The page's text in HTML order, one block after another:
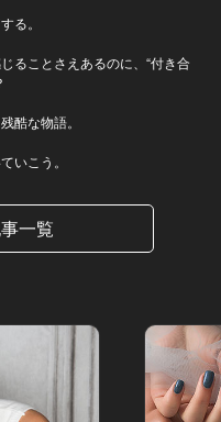
る。
ることさえあるのに、“付き合
酷な物語。
いこう。
一覧